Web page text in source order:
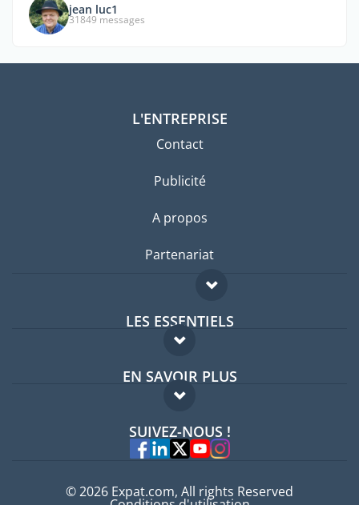
jean luc1
31849 messages
L'ENTREPRISE
Contact
Publicité
A propos
Partenariat
LES ESSENTIELS
Forum expatriés
Guides pays
EN SAVOIR PLUS
FAQ
Experts
SUIVEZ-NOUS !
© 2026 Expat.com, All rights Reserved